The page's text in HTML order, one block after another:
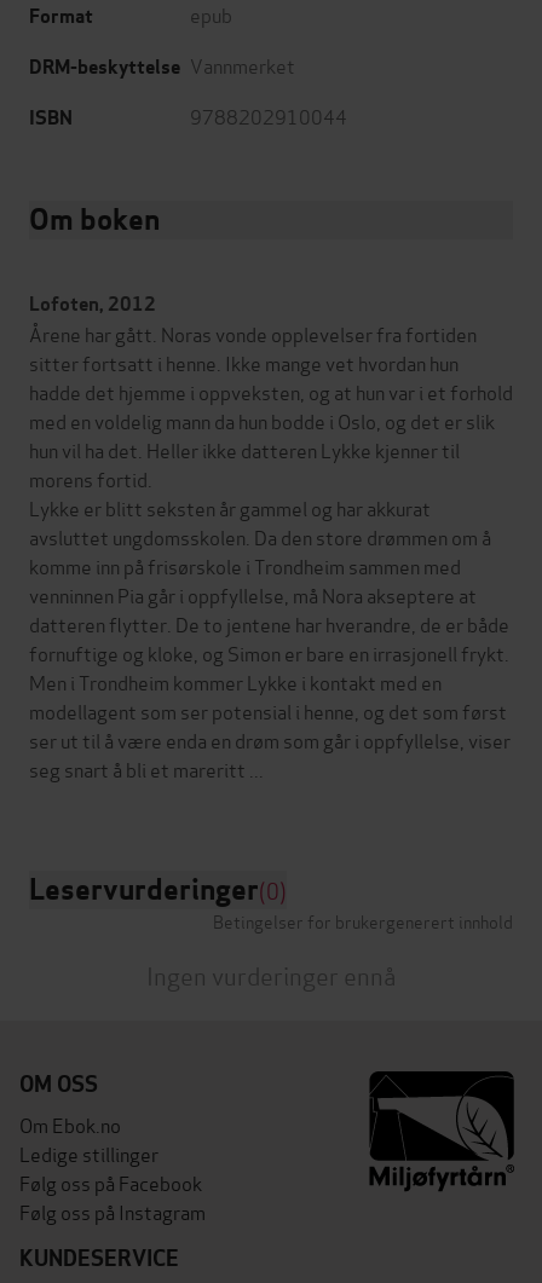
Format epub
DRM-beskyttelse Vannmerket
ISBN 9788202910044
Om boken
Lofoten, 2012
Årene har gått. Noras vonde opplevelser fra fortiden
sitter fortsatt i henne. Ikke mange vet hvordan hun
hadde det hjemme i oppveksten, og at hun var i et forhold
med en voldelig mann da hun bodde i Oslo, og det er slik
hun vil ha det. Heller ikke datteren Lykke kjenner til
morens fortid.
Lykke er blitt seksten år gammel og har akkurat
avsluttet ungdomsskolen. Da den store drømmen om å
komme inn på frisørskole i Trondheim sammen med
venninnen Pia går i oppfyllelse, må Nora akseptere at
datteren flytter. De to jentene har hverandre, de er både
fornuftige og kloke, og Simon er bare en irrasjonell frykt.
Men i Trondheim kommer Lykke i kontakt med en
modellagent som ser potensial i henne, og det som først
ser ut til å være enda en drøm som går i oppfyllelse, viser
seg snart å bli et mareritt ...
Leservurderinger(0)
Betingelser for brukergenerert innhold
Ingen vurderinger ennå
OM OSS
Om Ebok.no
Ledige stillinger
Følg oss på Facebook
Følg oss på Instagram
KUNDESERVICE